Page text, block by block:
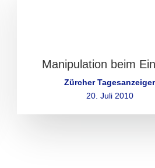
Manipulation beim
Zürcher Tagesanzeiger
20. Juli 2010